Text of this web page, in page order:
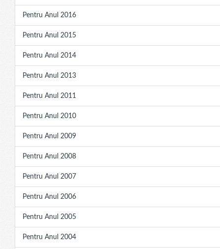
Pentru Anul 2016
Pentru Anul 2015
Pentru Anul 2014
Pentru Anul 2013
Pentru Anul 2011
Pentru Anul 2010
Pentru Anul 2009
Pentru Anul 2008
Pentru Anul 2007
Pentru Anul 2006
Pentru Anul 2005
Pentru Anul 2004